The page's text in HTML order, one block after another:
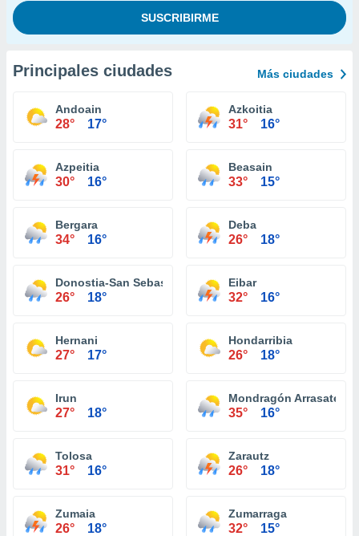
Principales ciudades Más ciudades
Andoain
28° 17°
Azkoitia
31° 16°
Azpeitia
30° 16°
Beasain
33° 15°
Bergara
34° 16°
Deba
26° 18°
Donostia-San Sebastián
26° 18°
Eibar
32° 16°
Hernani
27° 17°
Hondarribia
26° 18°
Irun
27° 18°
Mondragón Arrasate
35° 16°
Tolosa
31° 16°
Zarautz
26° 18°
Zumaia
26° 18°
Zumarraga
32° 15°